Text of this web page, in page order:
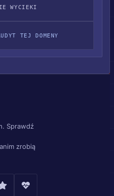
WYCIEKI
TEJ DOMENY
Sprawdź
zrobią